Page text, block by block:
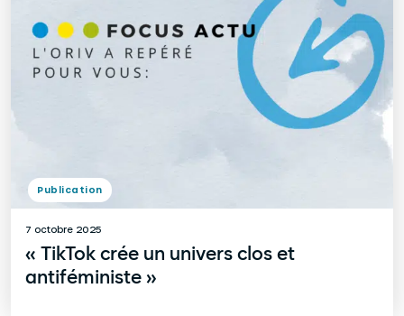
7 octobre 2025
« TikTok crée un univers clos et
antiféministe »
Publication